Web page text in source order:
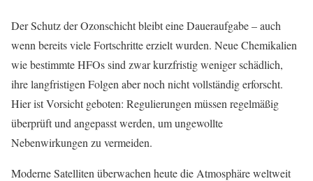
Der Schutz der Ozonschicht bleibt eine Daueraufgabe – auch
wenn bereits viele Fortschritte erzielt wurden. Neue Chemikalien
wie bestimmte HFOs sind zwar kurzfristig weniger schädlich,
ihre langfristigen Folgen aber noch nicht vollständig erforscht.
Hier ist Vorsicht geboten: Regulierungen müssen regelmäßig
überprüft und angepasst werden, um ungewollte
Nebenwirkungen zu vermeiden.
Moderne Satelliten überwachen heute die Atmosphäre weltweit